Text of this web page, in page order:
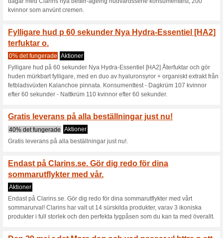
säker på att presenten du
dig möjlighet att prova innan
oavsett storlek!.
Just nu utvalda
produkterna har.
0% det fungerade
Just nu utvalda produkter på
med dig i många år eller om